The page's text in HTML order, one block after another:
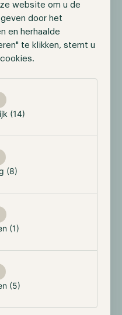
website om u de
door het
en herhaalde
te klikken, stemt u
(14)
(8)
(1)
(5)
en decentrale
gefragmenteerde
op 10 oktober 2025,
procenten uit elkaar.
strategieën die daarop
omgeving zijn.
in een risk-off